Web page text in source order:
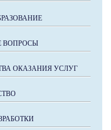
ВОПРОСЫ
ОКАЗАНИЯ УСЛУГ